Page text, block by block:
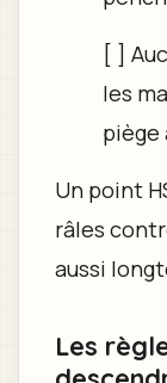
[ ]
les
piège
Un point
râles
aussi
Les